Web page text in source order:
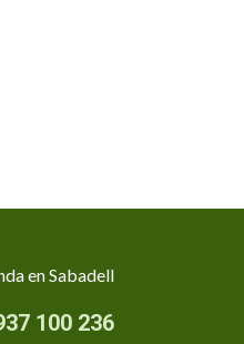
en Sabadell
100 236